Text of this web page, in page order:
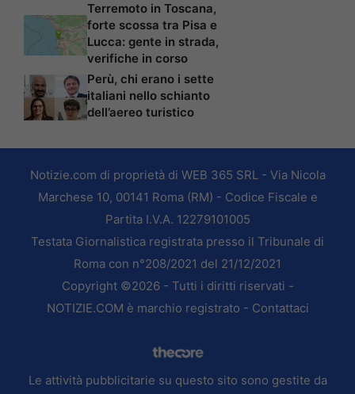
Terremoto in Toscana,
forte scossa tra Pisa e
Lucca: gente in strada,
verifiche in corso
Perù, chi erano i sette
italiani nello schianto
dell’aereo turistico
Notizie.com di proprietà di WEB 365 SRL - Via Nicola
Marchese 10, 00141 Roma (RM) - Codice Fiscale e
Partita I.V.A. 12279101005
Testata Giornalistica registrata presso il Tribunale di
Roma con n°208/2021 del 21/12/2021
Copyright ©2026 - Tutti i diritti riservati -
NOTIZIE.COM è marchio registrato - Contattaci
Le attività pubblicitarie su questo sito sono gestite da